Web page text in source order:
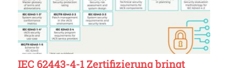
IEC 62443-4-1 Zertifizierung bringt